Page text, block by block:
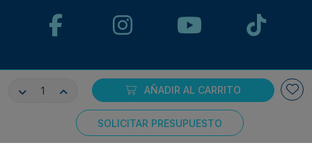
AÑADIR AL CARRITO
SOLICITAR PRESUPUESTO
© Plotteralia
Pagos 100% seguros con:
Consentimiento de cookies